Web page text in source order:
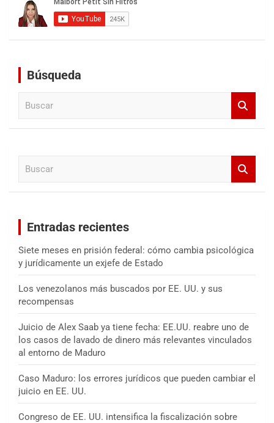
Búsqueda
Entradas recientes
Siete meses en prisión federal: cómo cambia psicológica
y jurídicamente un exjefe de Estado
Los venezolanos más buscados por EE. UU. y sus
recompensas
Juicio de Alex Saab ya tiene fecha: EE.UU. reabre uno de
los casos de lavado de dinero más relevantes vinculados
al entorno de Maduro
Caso Maduro: los errores jurídicos que pueden cambiar el
juicio en EE. UU.
Congreso de EE. UU. intensifica la fiscalización sobre